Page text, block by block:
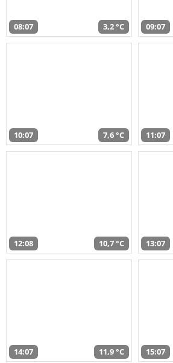
08:07 3,2 °C 09:07
10:07 7,6 °C 11:07
12:08 10,7 °C 13:07
14:07 11,9 °C 15:07